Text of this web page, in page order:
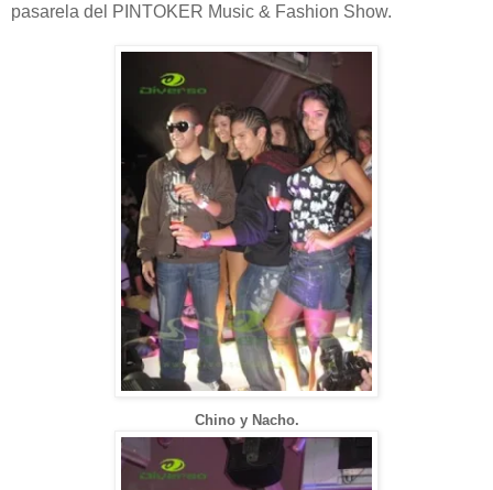
pasarela del PINTOKER Music & Fashion Show.
Chino y Nacho.